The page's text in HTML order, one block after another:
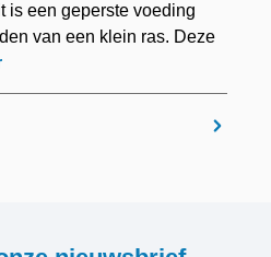
is een geperste voeding
van een klein ras. Deze